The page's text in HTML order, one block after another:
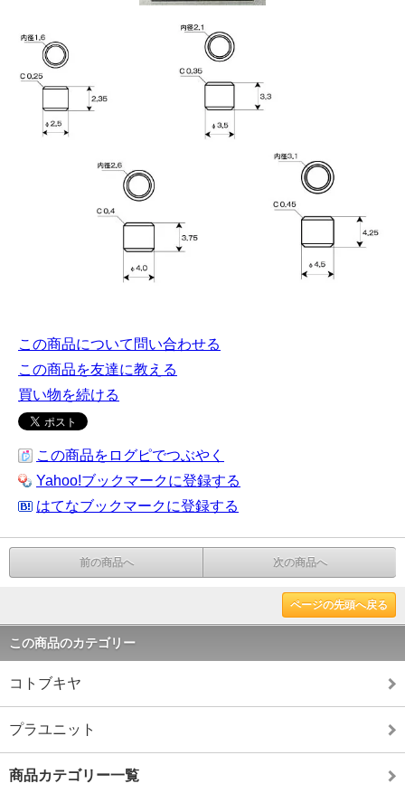
この商品について問い合わせる
この商品を友達に教える
買い物を続ける
この商品をログピでつぶやく
Yahoo!ブックマークに登録する
はてなブックマークに登録する
前の商品へ 次の商品へ
ページの先頭へ戻る
この商品のカテゴリー
コトブキヤ
プラユニット
商品カテゴリー一覧